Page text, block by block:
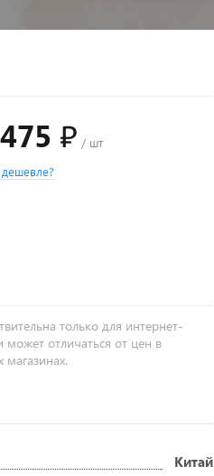
₽ / шт
только для интернет-
может отличаться от цен в
Китай